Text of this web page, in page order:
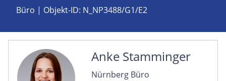
Büro | Objekt-ID: N_NP3488/G1/E2
Anke Stamminger
Nürnberg Büro